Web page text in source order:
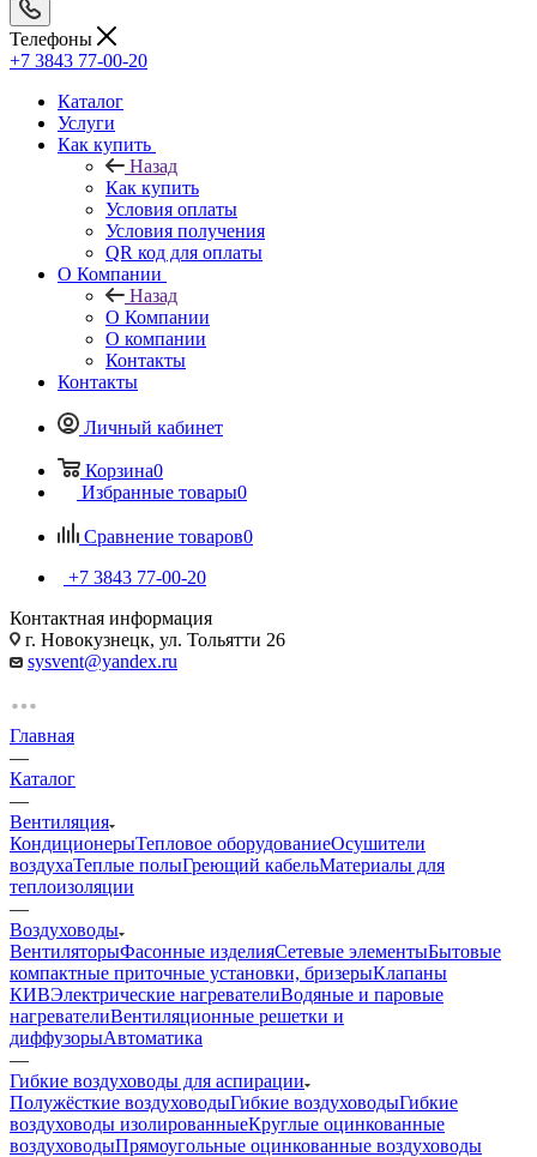
Телефоны
+7 3843 77-00-20
Каталог
Услуги
Как купить
Назад
Как купить
Условия оплаты
Условия получения
QR код для оплаты
О Компании
Назад
О Компании
О компании
Контакты
Контакты
Личный кабинет
Корзина0
Избранные товары0
Сравнение товаров0
+7 3843 77-00-20
Контактная информация
г. Новокузнецк, ул. Тольятти 26
sysvent@yandex.ru
Главная
—
Каталог
—
Вентиляция
КондиционерыТепловое оборудованиеОсушители
воздухаТеплые полыГреющий кабельМатериалы для
теплоизоляции
—
Воздуховоды
ВентиляторыФасонные изделияСетевые элементыБытовые
компактные приточные установки, бризерыКлапаны
КИВЭлектрические нагревателиВодяные и паровые
нагревателиВентиляционные решетки и
диффузорыАвтоматика
—
Гибкие воздуховоды для аспирации
Полужёсткие воздуховодыГибкие воздуховодыГибкие
воздуховоды изолированныеКруглые оцинкованные
воздуховодыПрямоугольные оцинкованные воздуховоды